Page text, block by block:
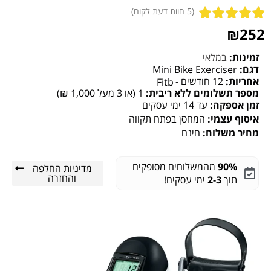
מדורגים
מתוך 5
מבוסס על
5
דירוגים של
לקוחות
(
5 חוות דעת לקוח)
₪252
זמינות: במלאי
דגם: Mini Bike Exerciser
אחריות: 12 חודשים -
Fitb
מספר תשלומים ללא ריבית: 1 (או 3 מעל 1,000 ₪)
זמן אספקה: עד 14 ימי עסקים
איסוף עצמי: המחסן בפתח תקווה
מחיר משלוח: חינם
90% מהמשלוחים מסופקים
תוך2-3 ימי עסקים!
מדיניות החלפה
והחזרה